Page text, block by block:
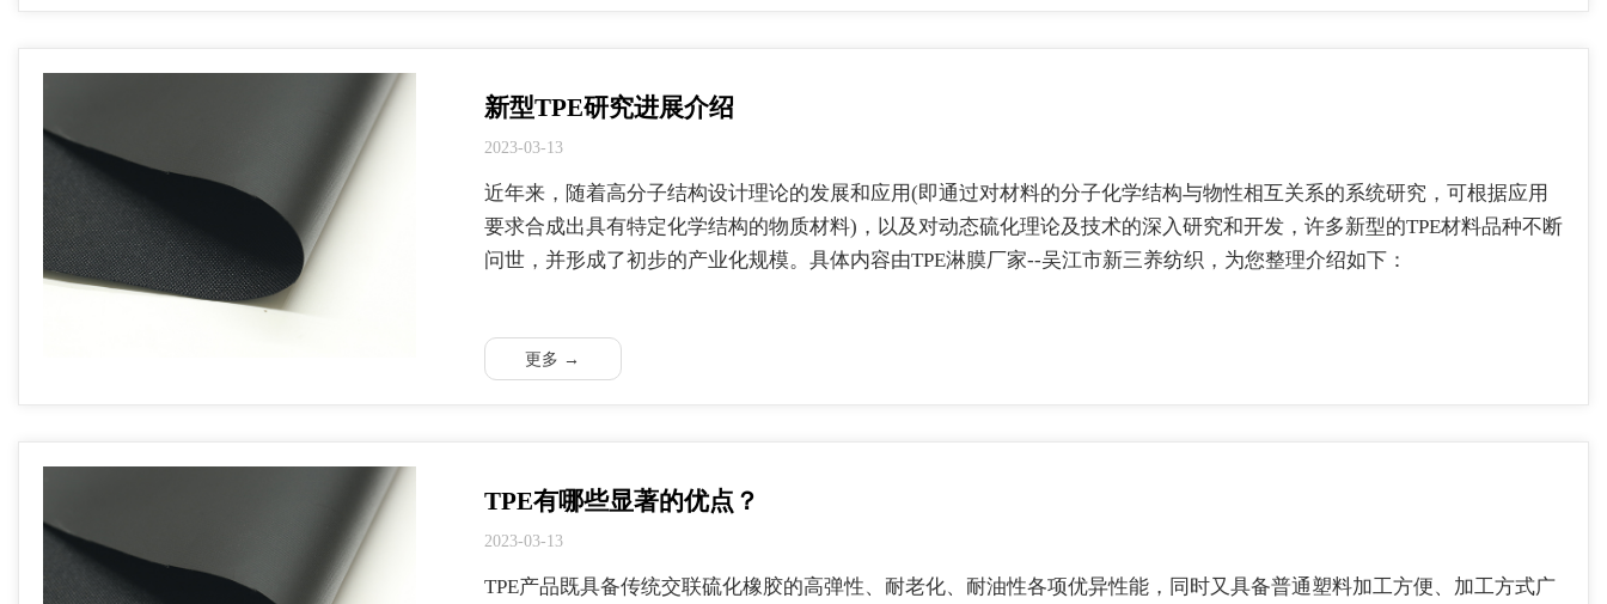
新型TPE研究进展介绍
2023-03-13
近年来，随着高分子结构设计理论的发展和应用(即通过对材料的分子化学结构与物性相互关系的系统研究，可根据应用
要求合成出具有特定化学结构的物质材料)，以及对动态硫化理论及技术的深入研究和开发，许多新型的TPE材料品种不断
问世，并形成了初步的产业化规模。具体内容由TPE淋膜厂家--吴江市新三养纺织，为您整理介绍如下：
更多 →
TPE有哪些显著的优点？
2023-03-13
TPE产品既具备传统交联硫化橡胶的高弹性、耐老化、耐油性各项优异性能，同时又具备普通塑料加工方便、加工方式广